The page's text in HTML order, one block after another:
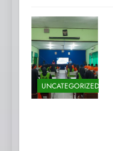
UNCATEGORIZED